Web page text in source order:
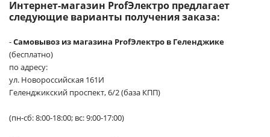
Интернет-магазин ProfЭлектро предлагает
следующие варианты получения заказа:
-Самовывоз из магазина ProfЭлектро в Геленджике
(бесплатно)
по адресу:
ул. Новороссийская 161И
Геленджикский проспект, 6/2 (база КПП)
(пн-сб: 8:00-18:00; вс: 9:00-17:00)